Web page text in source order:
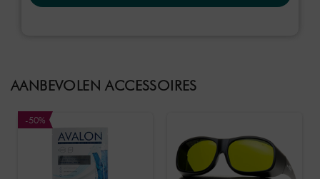
AANBEVOLEN ACCESSOIRES
-50%